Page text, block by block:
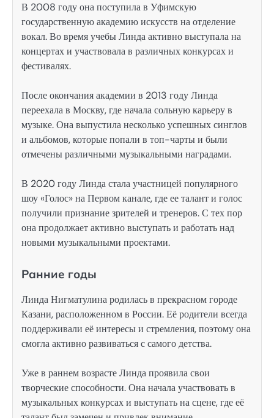
В 2008 году она поступила в Уфимскую
государственную академию искусств на отделение
вокал. Во время учебы Линда активно выступала на
концертах и участвовала в различных конкурсах и
фестивалях.
После окончания академии в 2013 году Линда
переехала в Москву, где начала сольную карьеру в
музыке. Она выпустила несколько успешных синглов
и альбомов, которые попали в топ-чарты и были
отмечены различными музыкальными наградами.
В 2020 году Линда стала участницей популярного
шоу «Голос» на Первом канале, где ее талант и голос
получили признание зрителей и тренеров. С тех пор
она продолжает активно выступать и работать над
новыми музыкальными проектами.
Ранние годы
Линда Нигматулина родилась в прекрасном городе
Казани, расположенном в России. Её родители всегда
поддерживали её интересы и стремления, поэтому она
смогла активно развиваться с самого детства.
Уже в раннем возрасте Линда проявила свои
творческие способности. Она начала участвовать в
музыкальных конкурсах и выступать на сцене, где её